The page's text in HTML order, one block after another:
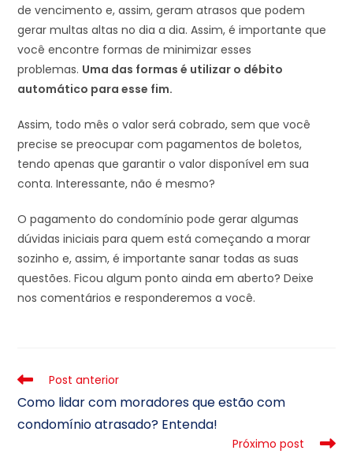
de vencimento e, assim, geram atrasos que podem
gerar multas altas no dia a dia. Assim, é importante que
você encontre formas de minimizar esses
problemas. Uma das formas é utilizar o débito
automático para esse fim.
Assim, todo mês o valor será cobrado, sem que você
precise se preocupar com pagamentos de boletos,
tendo apenas que garantir o valor disponível em sua
conta. Interessante, não é mesmo?
O pagamento do condomínio pode gerar algumas
dúvidas iniciais para quem está começando a morar
sozinho e, assim, é importante sanar todas as suas
questões. Ficou algum ponto ainda em aberto? Deixe
nos comentários e responderemos a você.
Post anterior
Como lidar com moradores que estão com
condomínio atrasado? Entenda!
Próximo post